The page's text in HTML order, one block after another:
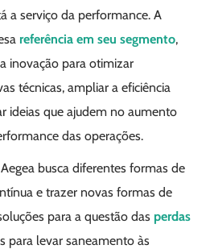
a serviço da performance. A
referência em seu segmento,
inovação para otimizar
técnicas, ampliar a eficiência
ideias que ajudem no aumento
das operações.
busca diferentes formas de
e trazer novas formas de
para a questão das perdas
para levar saneamento às